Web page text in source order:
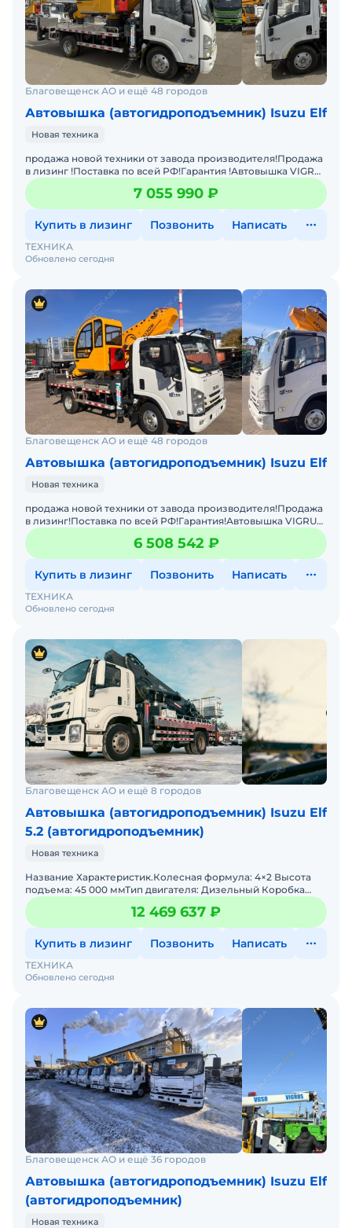
Благовещенск АО и ещё 48 городов
Автовышка (автогидроподъемник) Isuzu Elf
Новая техника
продажа новой техники от завода производителя!Продажа
в лизинг !Поставка по всей РФ!Гарантия !Автовышка VIGRUS
GKS36 на шасси ISUZU 4×2 с двигателем 96 кВ
7 055 990 ₽
Купить в лизинг Позвонить Написать
Обновлено сегодня
ТЕХНИКА
Благовещенск АО и ещё 48 городов
Автовышка (автогидроподъемник) Isuzu Elf
Новая техника
продажа новой техники от завода производителя!Продажа
в лизинг!Поставка по всей РФ!Гарантия!Автовышка VIGRUS
GKS30Модель оснащена дизельным двигателем
мощностью
6 508 542 ₽
Купить в лизинг Позвонить Написать
Обновлено сегодня
ТЕХНИКА
Благовещенск АО и ещё 8 городов
Автовышка (автогидроподъемник) Isuzu Elf
5.2 (автогидроподъемник)
Новая техника
Название Характеристик.Колесная формула: 4×2 Высота
подъема: 45 000 ммТип двигателя: Дизельный Коробка
передач: ISUZU MLD-6Q (6-ступенчатая МКПП) Снаряжен
12 469 637 ₽
Купить в лизинг Позвонить Написать
Обновлено сегодня
ТЕХНИКА
Благовещенск АО и ещё 36 городов
Автовышка (автогидроподъемник) Isuzu Elf
(автогидроподъемник)
Новая техника